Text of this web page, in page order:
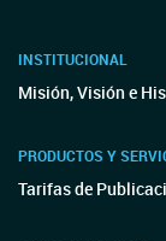
INSTITUCIONAL
Misión, Visión e
PRODUCTOS Y
Tarifas de